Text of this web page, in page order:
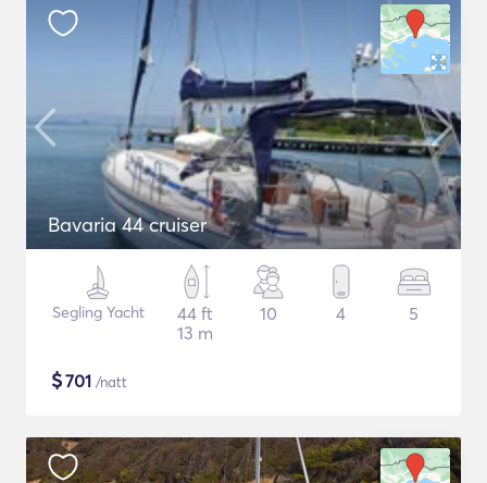
Bavaria 44 cruiser
Segling Yacht
44 ft
13 m
10 4 5
$701 /natt